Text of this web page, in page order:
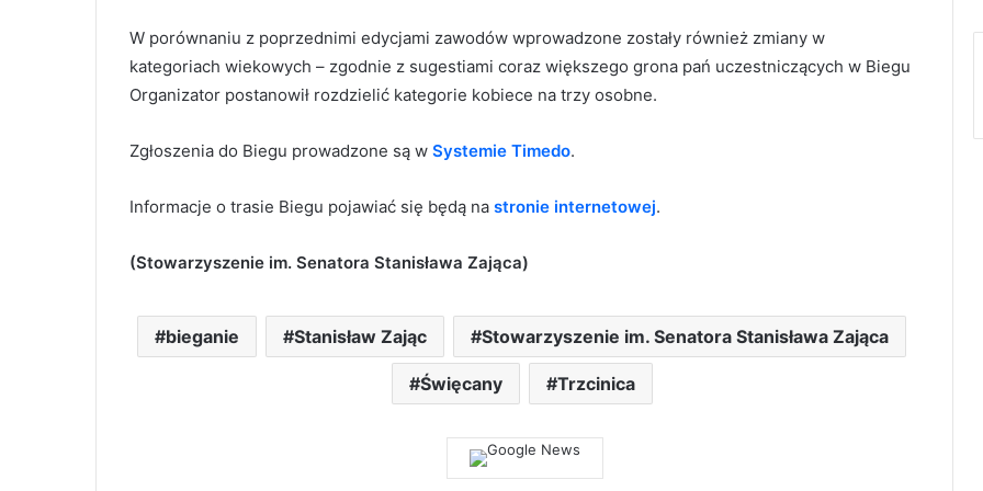
W porównaniu z poprzednimi edycjami zawodów wprowadzone zostały również zmiany w
kategoriach wiekowych – zgodnie z sugestiami coraz większego grona pań uczestniczących w Biegu
Organizator postanowił rozdzielić kategorie kobiece na trzy osobne.
Zgłoszenia do Biegu prowadzone są w Systemie Timedo.
Informacje o trasie Biegu pojawiać się będą na stronie internetowej.
(Stowarzyszenie im. Senatora Stanisława Zająca)
bieganie Stanisław Zając Stowarzyszenie im. Senatora Stanisława Zająca
Święcany Trzcinica